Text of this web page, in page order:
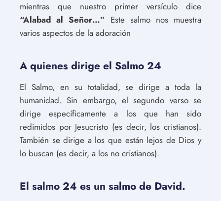
mientras que nuestro primer versículo dice
“Alabad al Señor…” Este salmo nos muestra
varios aspectos de la adoración
A quienes dirige el Salmo 24
El Salmo, en su totalidad, se dirige a toda la
humanidad. Sin embargo, el segundo verso se
dirige específicamente a los que han sido
redimidos por Jesucristo (es decir, los cristianos).
También se dirige a los que están lejos de Dios y
lo buscan (es decir, a los no cristianos).
El salmo 24 es un salmo de David.